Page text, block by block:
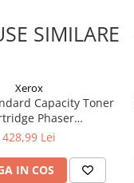
SIMILARE
Xerox
Capacity Toner
Phaser
6515
428,99 Lei
IN COS